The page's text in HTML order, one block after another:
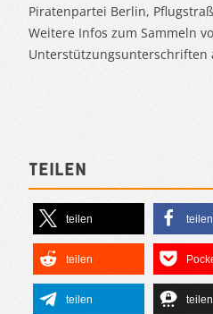
Piratenpartei Berlin,
Weitere Infos zum Sammeln
Unterstützungsunterschriften
Teilen
teilen teilen
teilen
teilen teilen